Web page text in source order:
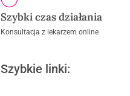
Szybki czas działania
Konsultacja z lekarzem online
Szybkie linki: